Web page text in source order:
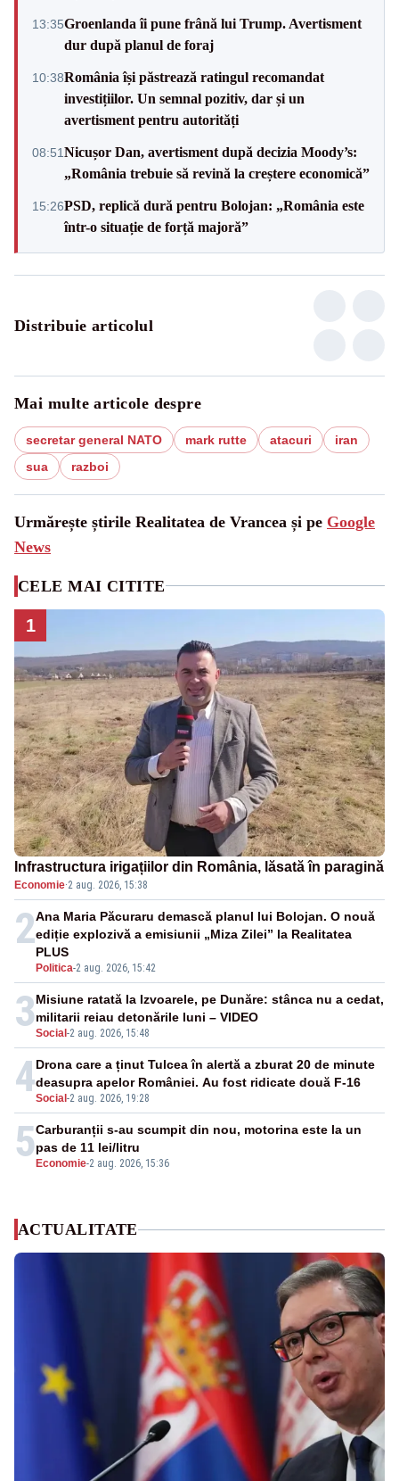
13:35Groenlanda îi pune frână lui Trump. Avertisment
dur după planul de foraj
10:38România își păstrează ratingul recomandat
investițiilor. Un semnal pozitiv, dar și un
avertisment pentru autorități
08:51Nicușor Dan, avertisment după decizia Moody’s:
„România trebuie să revină la creștere economică”
15:26PSD, replică dură pentru Bolojan: „România este
într-o situație de forță majoră”
Distribuie articolul
Mai multe articole despre
secretar general NATO mark rutte atacuri
iran
sua
razboi
Urmărește știrile Realitatea de Vrancea și pe Google
News
CELE MAI CITITE
1
Infrastructura irigațiilor din România, lăsată în paragină
Economie·2 aug. 2026, 15:38
2
Politica-2 aug. 2026, 15:42
Ana Maria Păcuraru demască planul lui Bolojan. O nouă
ediție explozivă a emisiunii „Miza Zilei” la Realitatea
PLUS
3Social -2 aug. 2026, 15:48
Misiune ratată la Izvoarele, pe Dunăre: stânca nu a cedat,
militarii reiau detonările luni – VIDEO
4Social -2 aug. 2026, 19:28
Drona care a ținut Tulcea în alertă a zburat 20 de minute
deasupra apelor României. Au fost ridicate două F-16
5 Economie-2 aug. 2026, 15:36
Carburanții s-au scumpit din nou, motorina este la un
pas de 11 lei/litru
ACTUALITATE